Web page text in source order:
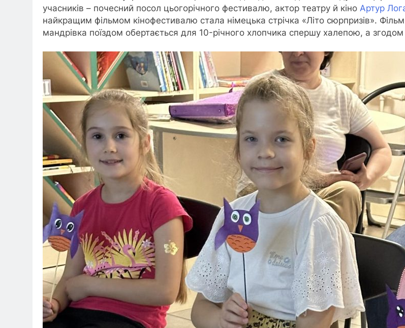
учасників – почесний посол цьогорічного фестивалю, актор театру й кіно Артур
найкращим фільмом кінофестивалю стала німецька стрічка «Літо сюрпризів».
мандрівка поїздом обертається для 10-річного хлопчика спершу халепою, а